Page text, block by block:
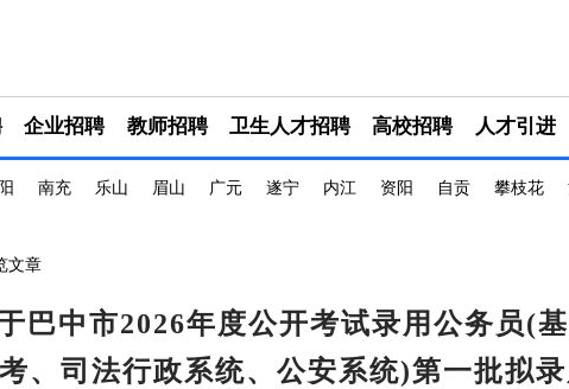
企业招聘 教师招聘 卫生人才招聘 高校招聘 人才引进
南充 乐山 眉山 广元 遂宁 内江 资阳 自贡 攀枝花
文章
巴中市2026年度公开考试录用公务员(
、司法行政系统、公安系统)第一批拟